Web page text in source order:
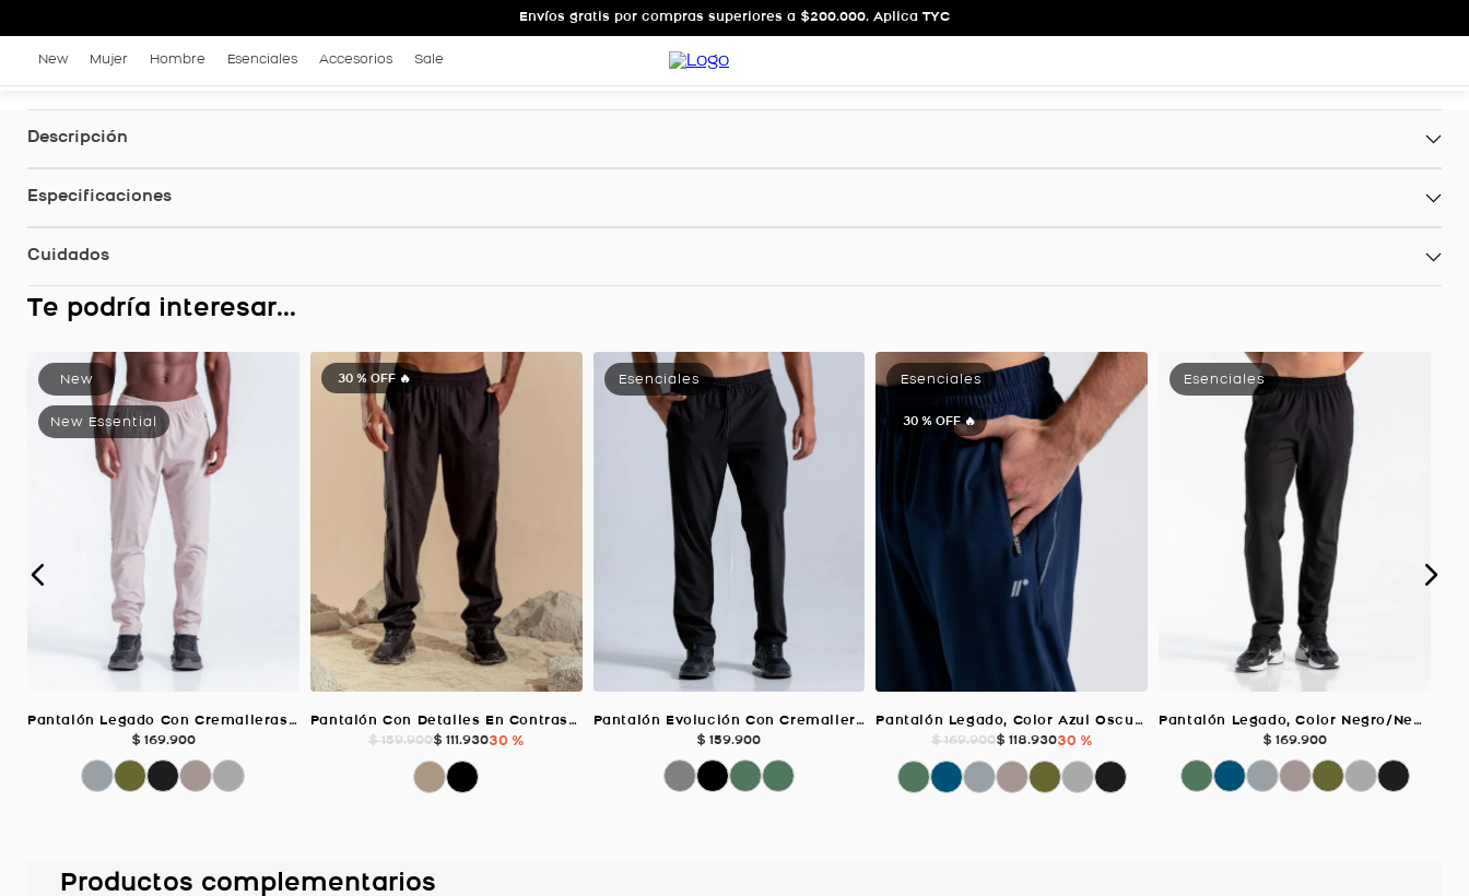
Envíos gratis por compras superiores a $200.000. Aplica TYC
New Mujer Hombre Esenciales Accesorios Sale
Descripción
Especificaciones
Cuidados
Te podría interesar...
Pantalón Legado Con Cremalleras Deportiv, Color TAUPE Para Hombre
$ 169.900
30 % OFF 🔥
Pantalón Con Detalles En Contraste, Color NEGRO Para Hombre
$ 159.900$ 111.93030 %
Pantalón Evolución Con Cremallera, Color Negro Para Hombre
$ 159.900
30 % OFF 🔥
Pantalón Legado, Color Azul Oscuro Jaspe Para Hombre
$ 169.900$ 118.93030 %
Pantalón Legado, Color Negro/Negro Para Hombre
$ 169.900
Productos complementarios